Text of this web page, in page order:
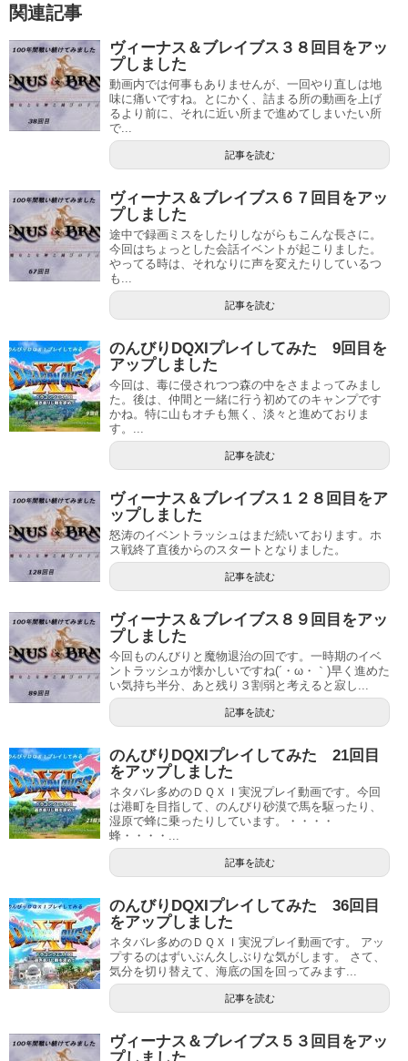
関連記事
ヴィーナス＆ブレイブス３８回目をアッ
プしました
動画内では何事もありませんが、一回やり直しは地
味に痛いですね。とにかく、詰まる所の動画を上げ
るより前に、それに近い所まで進めてしまいたい所
で...
記事を読む
ヴィーナス＆ブレイブス６７回目をアッ
プしました
途中で録画ミスをしたりしながらもこんな長さに。
今回はちょっとした会話イベントが起こりました。
やってる時は、それなりに声を変えたりしているつ
も...
記事を読む
のんびりDQXIプレイしてみた 9回目を
アップしました
今回は、毒に侵されつつ森の中をさまよってみまし
た。後は、仲間と一緒に行う初めてのキャンプです
かね。特に山もオチも無く、淡々と進めておりま
す。...
記事を読む
ヴィーナス＆ブレイブス１２８回目をア
ップしました
怒涛のイベントラッシュはまだ続いております。ホ
ス戦終了直後からのスタートとなりました。
記事を読む
ヴィーナス＆ブレイブス８９回目をアッ
プしました
今回ものんびりと魔物退治の回です。一時期のイベ
ントラッシュが懐かしいですね(´・ω・｀)早く進めた
い気持ち半分、あと残り３割弱と考えると寂し...
記事を読む
のんびりDQXIプレイしてみた 21回目
をアップしました
ネタバレ多めのＤＱＸＩ実況プレイ動画です。今回
は港町を目指して、のんびり砂漠で馬を駆ったり、
湿原で蜂に乗ったりしています。・・・・
蜂・・・・...
記事を読む
のんびりDQXIプレイしてみた 36回目
をアップしました
ネタバレ多めのＤＱＸＩ実況プレイ動画です。 アッ
プするのはずいぶん久しぶりな気がします。 さて、
気分を切り替えて、海底の国を回ってみます...
記事を読む
ヴィーナス＆ブレイブス５３回目をアッ